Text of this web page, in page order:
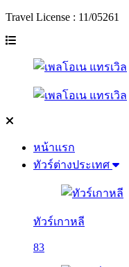
Travel License : 11/05261
หน้าแรก
ทัวร์ต่างประเทศ
ทัวร์เกาหลี
83